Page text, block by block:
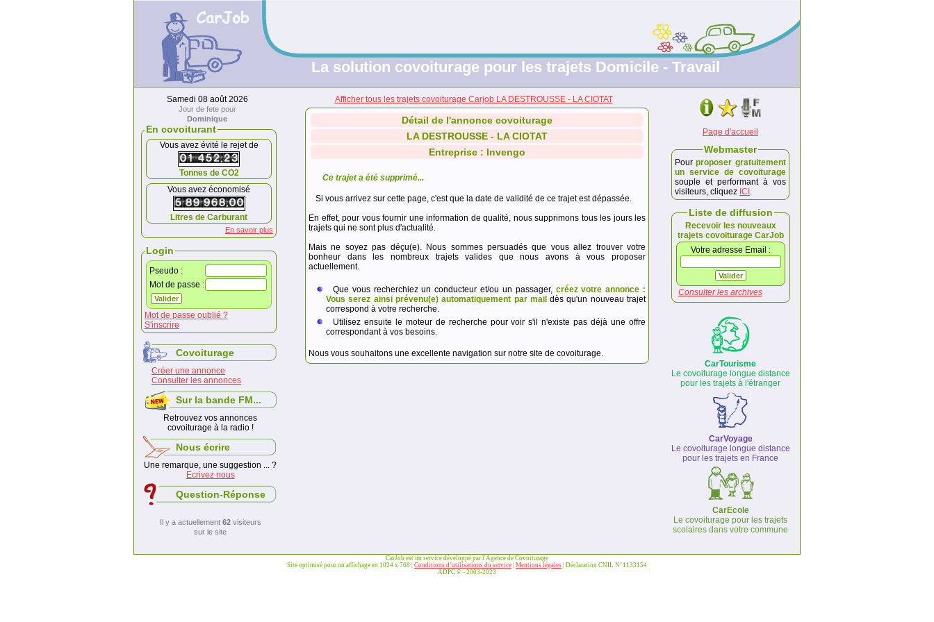
La solution covoiturage pour les trajets Domicile - Travail
Samedi 08 août 2026
Jour de fete pour
Dominique
En covoiturant
Vous avez évité le rejet de
Tonnes de CO2
Vous avez économisé
Litres de Carburant
En savoir plus
Login
Pseudo :
Mot de passe :
Mot de passe oublié ?
S'inscrire
Covoiturage
Créer une annonce
Consulter les annonces
Sur la bande FM...
Retrouvez vos annonces
covoiturage à la radio !
Nous écrire
Une remarque, une suggestion ... ?
Ecrivez nous
Question-Réponse
Il y a actuellement 62visiteurs
sur le site
Afficher tous les trajets covoiturage Carjob LA DESTROUSSE - LA CIOTAT
Détail de l'annonce covoiturage
LA DESTROUSSE - LA CIOTAT
Entreprise : Invengo
Ce trajet a été supprimé...
Si vous arrivez sur cette page, c'est que la date de validité de ce trajet est dépassée.
En effet, pour vous fournir une information de qualité, nous supprimons tous les jours les
trajets qui ne sont plus d'actualité.
Mais ne soyez pas déçu(e). Nous sommes persuadés que vous allez trouver votre
bonheur dans les nombreux trajets valides que nous avons à vous proposer
actuellement.
Que vous recherchiez un conducteur et/ou un passager, créez votre annonce :
Vous serez ainsi prévenu(e) automatiquement par mail dès qu'un nouveau trajet
correspond à votre recherche.
Utilisez ensuite le moteur de recherche pour voir s'il n'existe pas déjà une offre
correspondant à vos besoins.
Nous vous souhaitons une excellente navigation sur notre site de covoiturage.
Page d'accueil
Webmaster
Pour proposer gratuitement
un service de covoiturage
souple et performant à vos
visiteurs, cliquez ICI .
Liste de diffusion
Recevoir les nouveaux
trajets covoiturage CarJob
Votre adresse Email :
Consulter les archives
CarTourisme
Le covoiturage longue distance
pour les trajets à l'étranger
CarVoyage
Le covoiturage longue distance
pour les trajets en France
CarEcole
Le covoiturage pour les trajets
scolaires dans votre commune
CarJob est un service développé par l'Agence de Covoiturage
Site optimisé pour un affichage en 1024 x 768 | Conditions d’utilisations du service Mentions légales | Déclaration CNIL N°1133154
ADPC © - 2003-2023